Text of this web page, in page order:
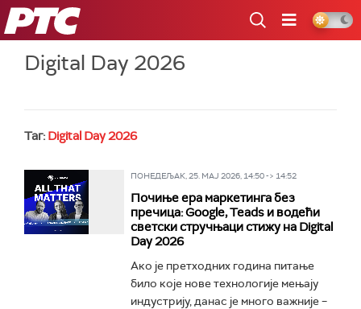
РТС
Digital Day 2026
Таг: Digital Day 2026
ПОНЕДЕЉАК, 25. МАЈ 2026, 14:50 -> 14:52
Почиње ера маркетинга без
пречица: Google, Teads и водећи
светски стручњаци стижу на Digital
Day 2026
Ако је претходних година питање
било које нове технологије мењају
индустрију, данас је много важније –